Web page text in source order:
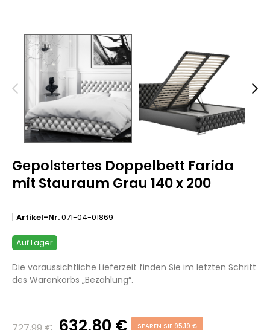
Gepolstertes Doppelbett Farida
mit Stauraum Grau 140 x 200
Artikel-Nr.071-04-01869
Auf Lager
Die voraussichtliche Lieferzeit finden Sie im letzten Schritt
des Warenkorbs „Bezahlung“.
SPAREN SIE 95,19 €